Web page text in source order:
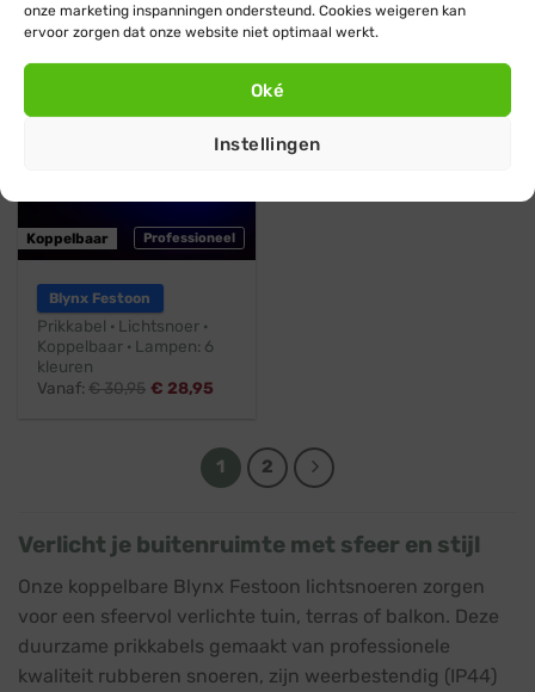
onze marketing inspanningen ondersteund. Cookies weigeren kan
ervoor zorgen dat onze website niet optimaal werkt.
Oké
Instellingen
6 kleuren / multicolor
Professioneel
Koppelbaar
Blynx Festoon
Prikkabel · Lichtsnoer ·
Koppelbaar · Lampen: 6
kleuren
Vanaf:€30,95 € 28,95
1 2
Verlicht je buitenruimte met sfeer en stijl
Onze koppelbare Blynx Festoon lichtsnoeren zorgen
voor een sfeervol verlichte tuin, terras of balkon. Deze
duurzame prikkabels gemaakt van professionele
kwaliteit rubberen snoeren, zijn weerbestendig (IP44)